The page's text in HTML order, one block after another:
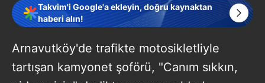
Takvim'i Google'a ekleyin, doğru kaynaktan
haberi alın!
Arnavutköy'de trafikte motosikletliyle
tartışan kamyonet şoförü, "Canım sıkkın,